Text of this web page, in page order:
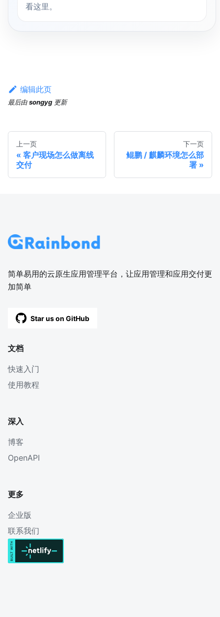
看这里。
编辑此页
最后由songyg 更新
上一页
客户现场怎么做离线
交付
下一页
鲲鹏 / 麒麟环境怎么部
署
简单易用的云原生应用管理平台，让应用管理和应用交付更
加简单
Star us on GitHub
文档
快速入门
使用教程
深入
博客
OpenAPI
更多
企业版
联系我们